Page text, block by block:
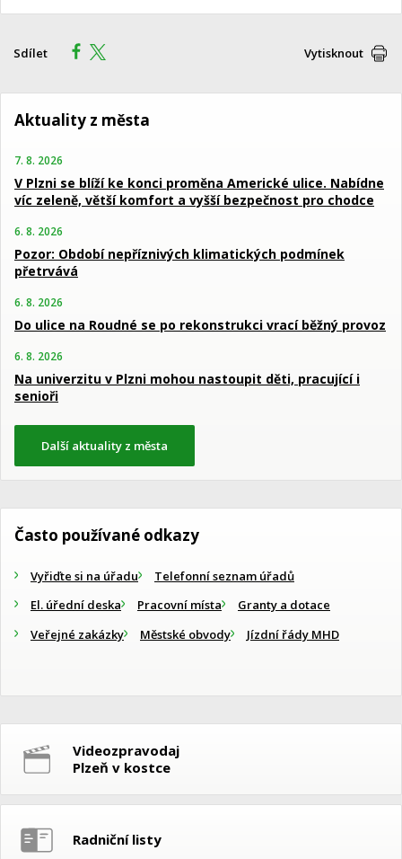
Sdílet Vytisknout
Aktuality z města
7. 8. 2026
V Plzni se blíží ke konci proměna Americké ulice. Nabídne
víc zeleně, větší komfort a vyšší bezpečnost pro chodce
6. 8. 2026
Pozor: Období nepříznivých klimatických podmínek
přetrvává
6. 8. 2026
Do ulice na Roudné se po rekonstrukci vrací běžný provoz
6. 8. 2026
Na univerzitu v Plzni mohou nastoupit děti, pracující i
senioři
Další aktuality z města
Často používané odkazy
Vyřiďte si na úřadu
Telefonní seznam úřadů
El. úřední deska
Pracovní místa
Granty a dotace
Veřejné zakázky
Městské obvody Jízdní řády MHD
Videozpravodaj
Plzeň v kostce
Radniční listy